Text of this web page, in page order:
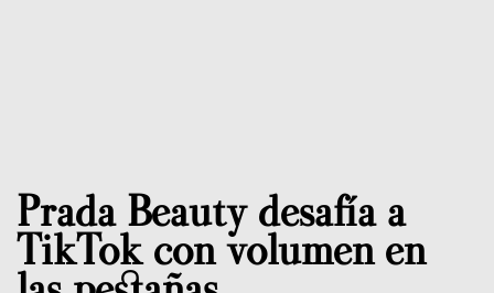
Prada Beauty desafía a
TikTok con volumen en